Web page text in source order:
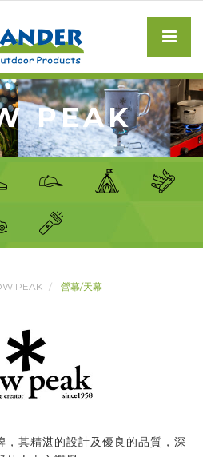
PEAK
PEAK 營幕/天幕
，其精湛的設計及優良的品質，深